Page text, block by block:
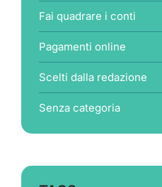
Fai quadrare i conti
Pagamenti online
Scelti dalla redazione
Senza categoria